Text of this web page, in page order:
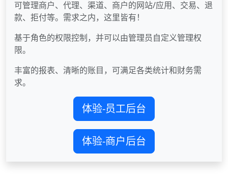
可管理商户、代理、渠道、商户的网站/应用、交易、退
款、拒付等。需求之内，这里皆有！
基于角色的权限控制，并可以由管理员自定义管理权
限。
丰富的报表、清晰的账目，可满足各类统计和财务需
求。
体验-员工后台
体验-商户后台